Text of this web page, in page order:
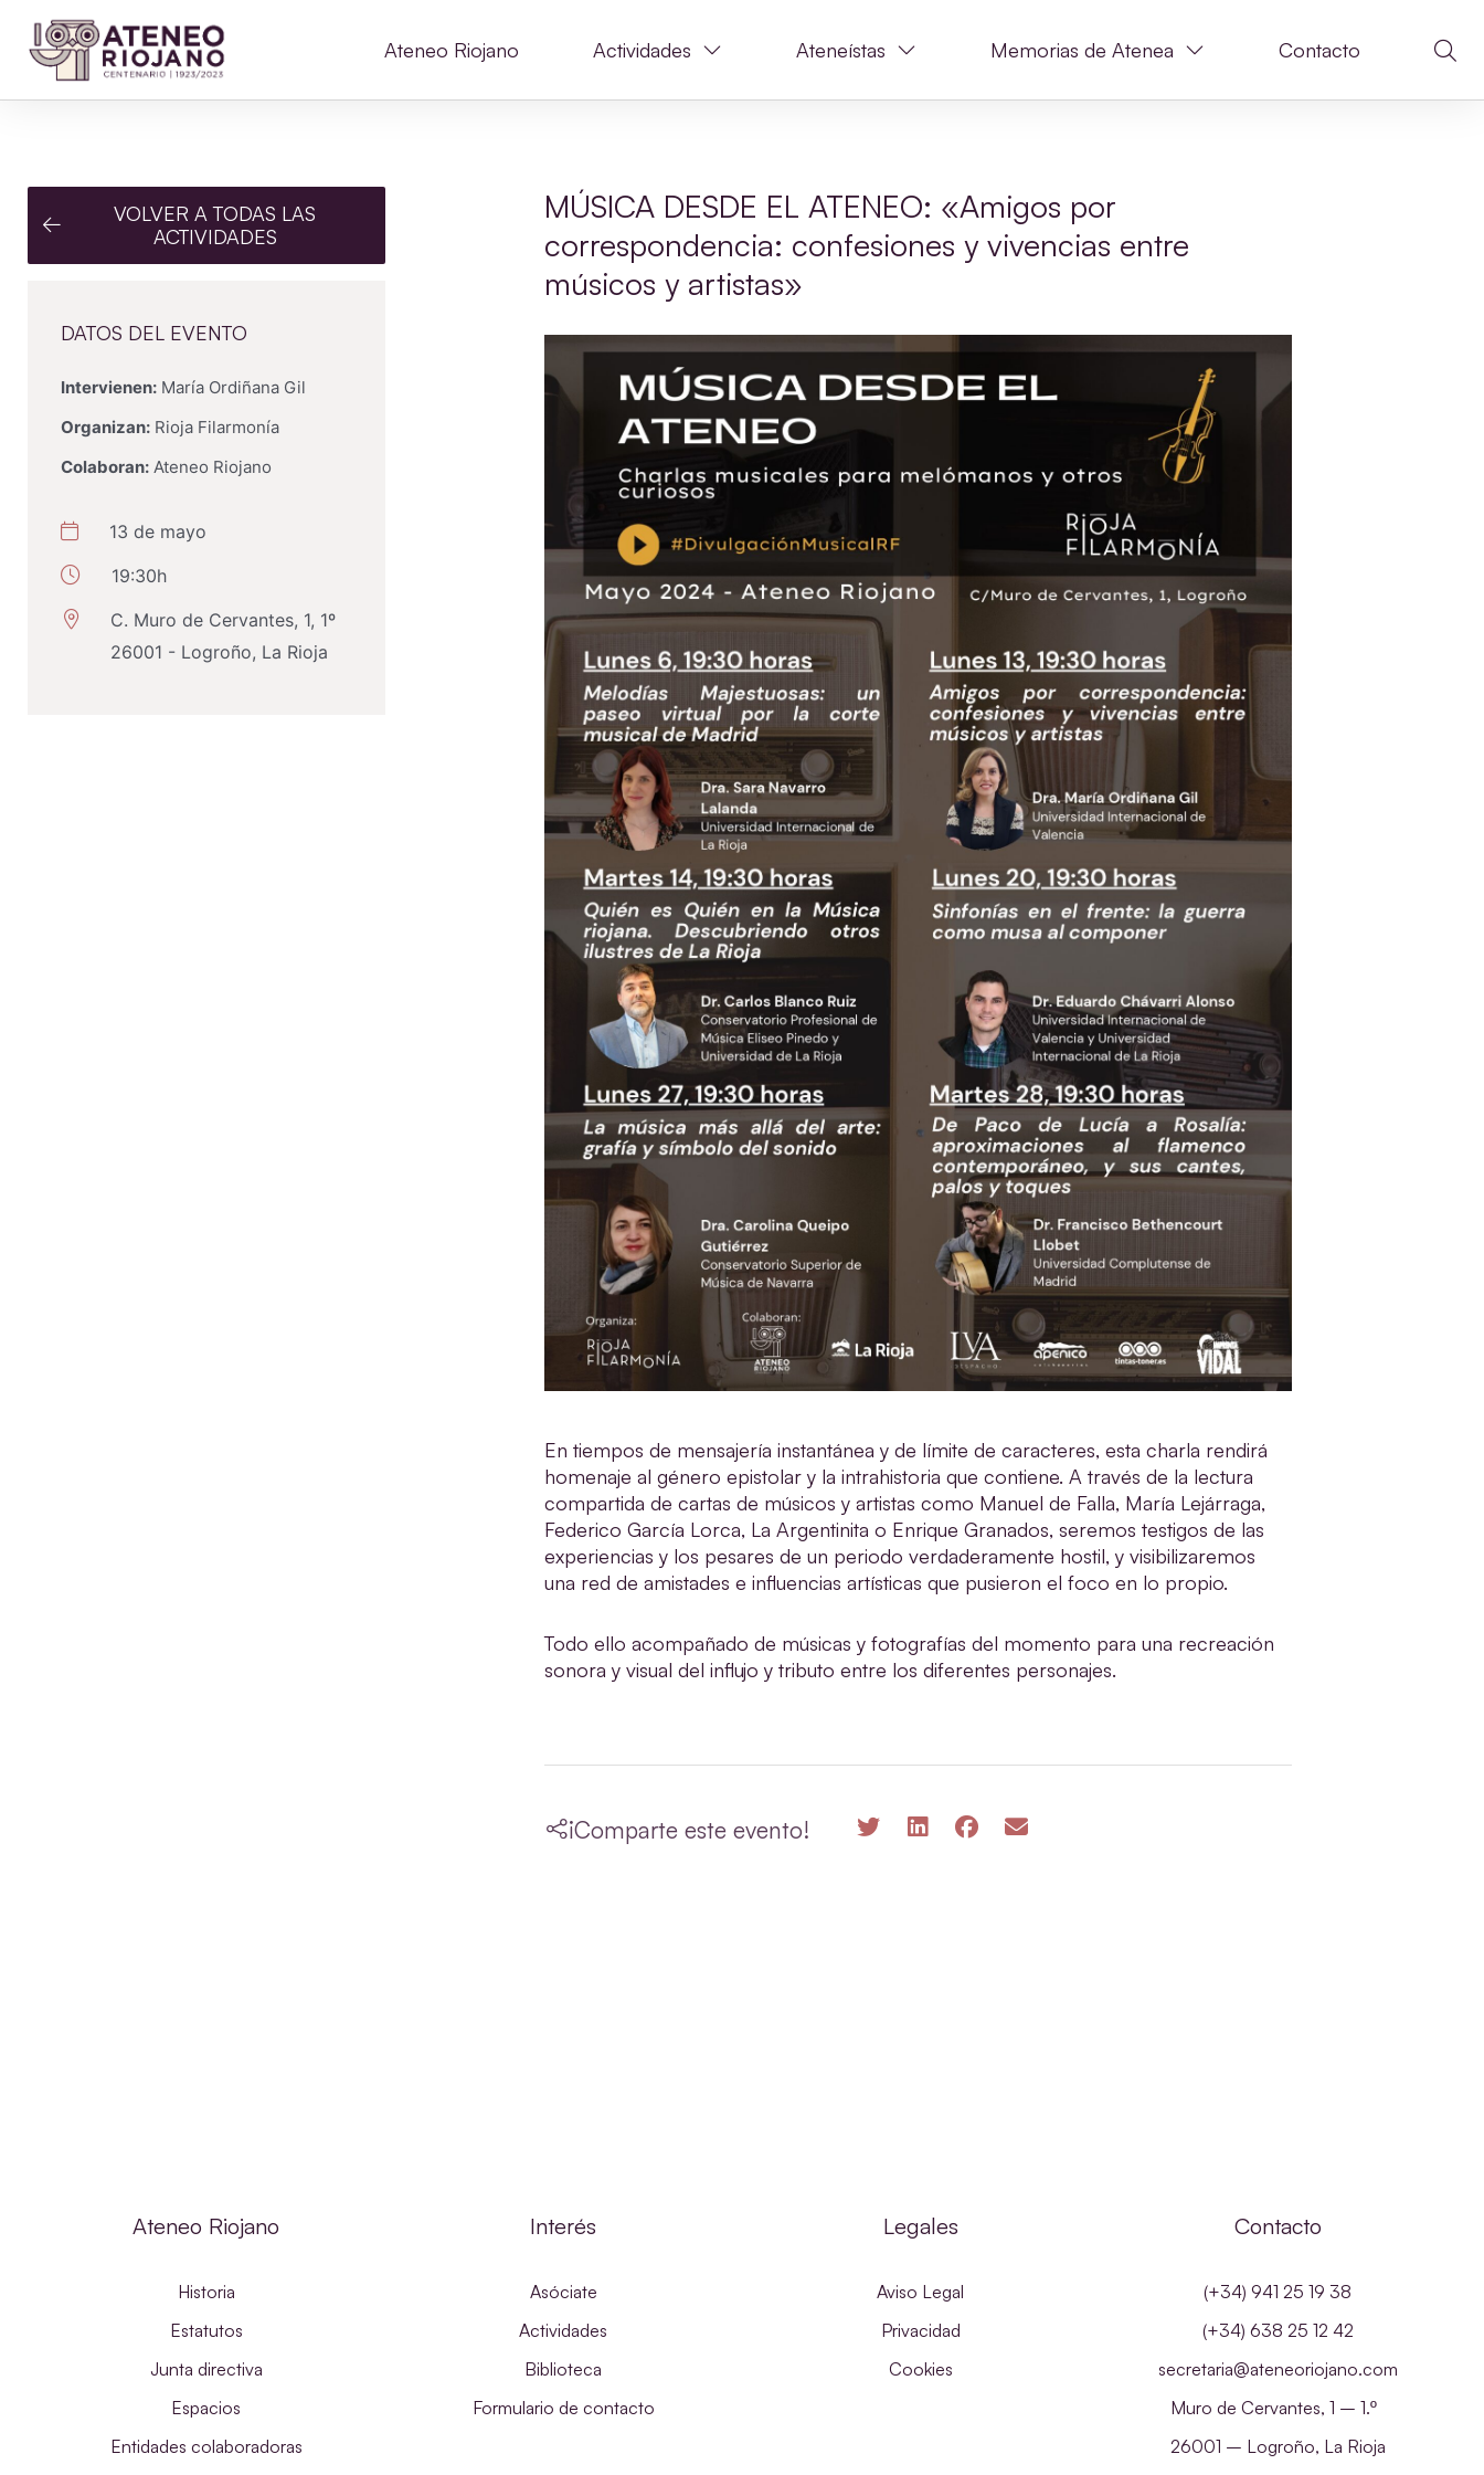
Ateneo Riojano Actividades Ateneístas Memorias de Atenea Contacto
VOLVER A TODAS LAS
ACTIVIDADES
DATOS DEL EVENTO
Intervienen: María Ordiñana Gil
Organizan: Rioja Filarmonía
Colaboran: Ateneo Riojano
13 de mayo
19:30h
C. Muro de Cervantes, 1, 1º
26001 - Logroño, La Rioja
MÚSICA DESDE EL ATENEO: «Amigos por
correspondencia: confesiones y vivencias entre
músicos y artistas»
En tiempos de mensajería instantánea y de límite de caracteres, esta charla rendirá
homenaje al género epistolar y la intrahistoria que contiene. A través de la lectura
compartida de cartas de músicos y artistas como Manuel de Falla, María Lejárraga,
Federico García Lorca, La Argentinita o Enrique Granados, seremos testigos de las
experiencias y los pesares de un periodo verdaderamente hostil, y visibilizaremos
una red de amistades e influencias artísticas que pusieron el foco en lo propio.
Todo ello acompañado de músicas y fotografías del momento para una recreación
sonora y visual del influjo y tributo entre los diferentes personajes.
¡Comparte este evento!
Ateneo Riojano
Historia
Estatutos
Junta directiva
Espacios
Entidades colaboradoras
Interés
Asóciate
Actividades
Biblioteca
Formulario de contacto
Legales
Aviso Legal
Privacidad
Cookies
Contacto
(+34) 941 25 19 38
(+34) 638 25 12 42
secretaria@ateneoriojano.com
Muro de Cervantes, 1 – 1.º
26001 – Logroño, La Rioja